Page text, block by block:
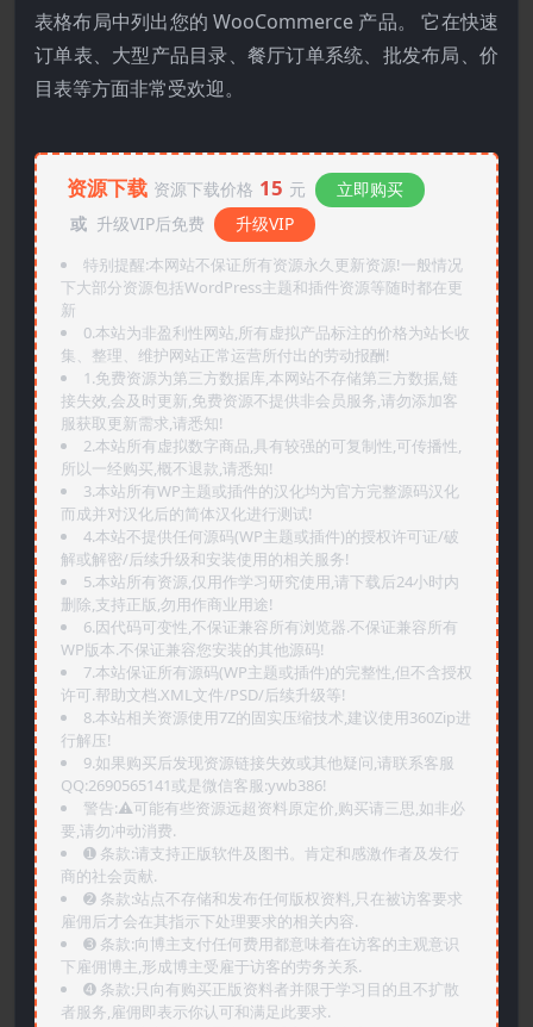
表格布局中列出您的 WooCommerce 产品。 它在快速
订单表、大型产品目录、餐厅订单系统、批发布局、价
目表等方面非常受欢迎。
资源下载 资源下载价格 15 元
立即购买
或 升级VIP后免费 升级VIP
特别提醒:本网站不保证所有资源永久更新资源!一般情况
下大部分资源包括WordPress主题和插件资源等随时都在更
新
0.本站为非盈利性网站,所有虚拟产品标注的价格为站长收
集、整理、维护网站正常运营所付出的劳动报酬!
1.免费资源为第三方数据库,本网站不存储第三方数据,链
接失效,会及时更新,免费资源不提供非会员服务,请勿添加客
服获取更新需求,请悉知!
2.本站所有虚拟数字商品,具有较强的可复制性,可传播性,
所以一经购买,概不退款,请悉知!
3.本站所有WP主题或插件的汉化均为官方完整源码汉化
而成并对汉化后的简体汉化进行测试!
4.本站不提供任何源码(WP主题或插件)的授权许可证/破
解或解密/后续升级和安装使用的相关服务!
5.本站所有资源,仅用作学习研究使用,请下载后24小时内
删除,支持正版,勿用作商业用途!
6.因代码可变性,不保证兼容所有浏览器.不保证兼容所有
WP版本.不保证兼容您安装的其他源码!
7.本站保证所有源码(WP主题或插件)的完整性,但不含授权
许可.帮助文档.XML文件/PSD/后续升级等!
8.本站相关资源使用7Z的固实压缩技术,建议使用360Zip进
行解压!
9.如果购买后发现资源链接失效或其他疑问,请联系客服
QQ:2690565141或是微信客服:ywb386!
警告:⚠️可能有些资源远超资料原定价,购买请三思,如非必
要,请勿冲动消费.
➊️ 条款:请支持正版软件及图书。肯定和感激作者及发行
商的社会贡献.
➋️ 条款:站点不存储和发布任何版权资料,只在被访客要求
雇佣后才会在其指示下处理要求的相关内容.
➌️ 条款:向博主支付任何费用都意味着在访客的主观意识
下雇佣博主,形成博主受雇于访客的劳务关系.
➍️ 条款:只向有购买正版资料者并限于学习目的且不扩散
者服务,雇佣即表示你认可和满足此要求.